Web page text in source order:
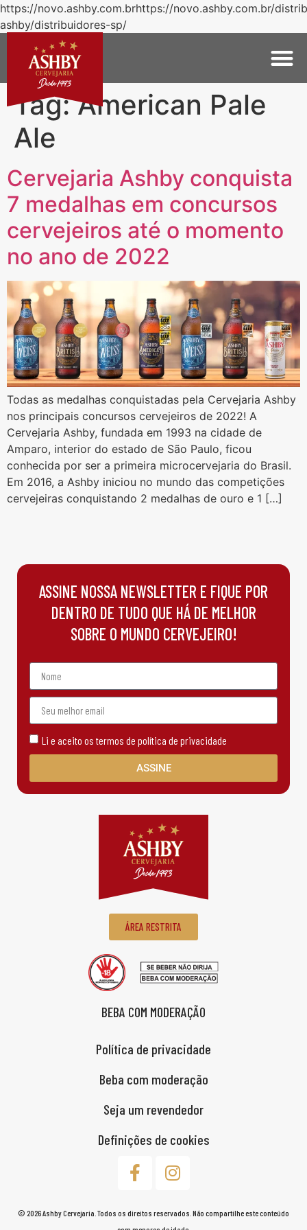
https://novo.ashby.com.brhttps://novo.ashby.com.br/
ashby/distribuidores-sp/
Tag:American Pale
Ale
Cervejaria Ashby conquista
7 medalhas em concursos
cervejeiros até o momento
no ano de 2022
Todas as medalhas conquistadas pela Cervejaria Ashby
nos principais concursos cervejeiros de 2022! A
Cervejaria Ashby, fundada em 1993 na cidade de
Amparo, interior do estado de São Paulo, ficou
conhecida por ser a primeira microcervejaria do Brasil.
Em 2016, a Ashby iniciou no mundo das competições
cervejeiras conquistando 2 medalhas de ouro e 1 […]
ASSINE NOSSA NEWSLETTER E FIQUE POR
DENTRO DE TUDO QUE HÁ DE MELHOR
SOBRE O MUNDO CERVEJEIRO!
Li e aceito os termos de política de privacidade
ASSINE
ÁREA RESTRITA
BEBA COM MODERAÇÃO
Política de privacidade
Beba com moderação
Seja um revendedor
Definições de cookies
© 2026 Ashby Cervejaria. Todos os direitos reservados. Não compartilhe este conteúdo